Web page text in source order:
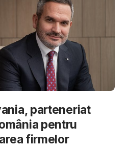
parteneriat
pentru
firmelor